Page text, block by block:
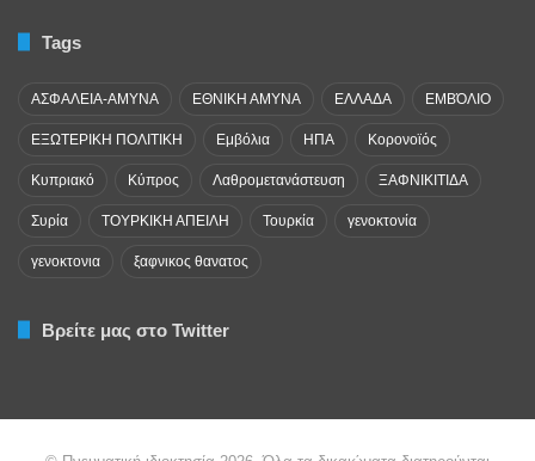
Tags
ΑΣΦΑΛΕΙΑ-ΑΜΥΝΑ ΕΘΝΙΚΗ ΑΜΥΝΑ ΕΛΛΑΔΑ ΕΜΒΌΛΙΟ
ΕΞΩΤΕΡΙΚΗ ΠΟΛΙΤΙΚΗ Εμβόλια ΗΠΑ Κορονοϊός
Κυπριακό Κύπρος Λαθρομετανάστευση ΞΑΦΝΙΚΙΤΙΔΑ
Συρία ΤΟΥΡΚΙΚΗ ΑΠΕΙΛΗ Τουρκία γενοκτονία
γενοκτονια ξαφνικος θανατος
Βρείτε μας στο Twitter